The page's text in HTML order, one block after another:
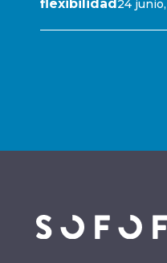
flexibilidad24